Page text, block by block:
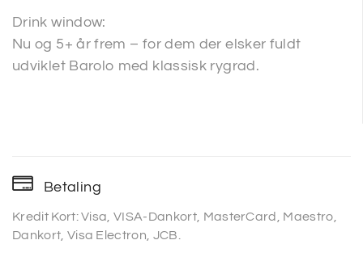
Drink window:
Nu og 5+ år frem – for dem der elsker fuldt
udviklet Barolo med klassisk rygrad.
Betaling
Kredit Kort: Visa, VISA-Dankort, MasterCard, Maestro,
Dankort, Visa Electron, JCB.